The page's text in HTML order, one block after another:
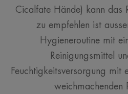
Cicalfate Hände) kann das
zu empfehlen ist
Hygieneroutine mit
Reinigungsmittel
Feuchtigkeitsversorgung mit
weichmachenden